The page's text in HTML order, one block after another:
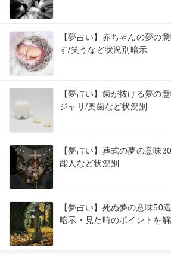
【夢占い】赤ちゃんの夢の
す/笑うなど状況別暗示
【夢占い】歯が抜ける夢の
ジャリ/奥歯など状況別
【夢占い】葬式の夢の意味
能人など状況別
【夢占い】死ぬ夢の意味50
暗示・見た時のポイントを解